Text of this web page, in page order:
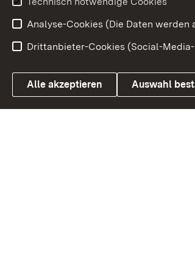
Link zum Landesportal
Analyse-Cookies (Die Daten
Drittanbieter-Cookies (Social-
Alle akzeptieren Auswahl